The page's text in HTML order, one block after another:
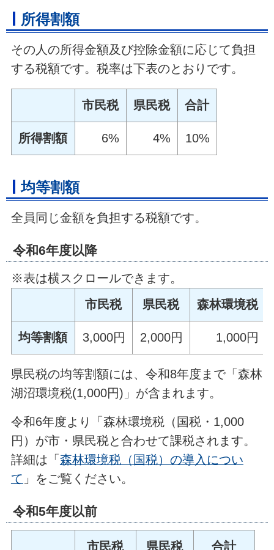
所得割額
その人の所得金額及び控除金額に応じて負担
する税額です。税率は下表のとおりです。
市民税 県民税 合計
所得割額 6% 4% 10%
均等割額
全員同じ金額を負担する税額です。
令和6年度以降
※表は横スクロールできます。
市民税
県民税 森林環境税
均等割額 3,000円 2,000円 1,000円
県民税の均等割額には、令和8年度まで「森林
湖沼環境税(1,000円)」が含まれます。
令和6年度より「森林環境税（国税・1,000
円）が市・県民税と合わせて課税されます。
詳細は「 森林環境税（国税）の導入につい
て 」をご覧ください。
令和5年度以前
市民税 県民税 合計